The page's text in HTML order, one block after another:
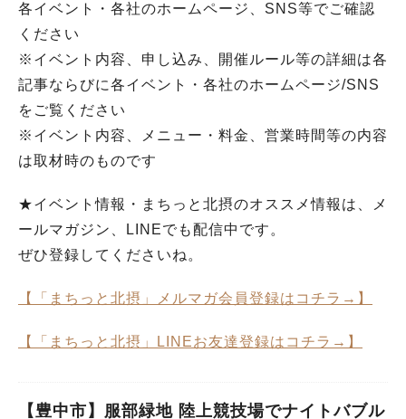
各イベント・各社のホームページ、SNS等でご確認
ください
※イベント内容、申し込み、開催ルール等の詳細は各
記事ならびに各イベント・各社のホームページ/SNS
をご覧ください
※イベント内容、メニュー・料金、営業時間等の内容
は取材時のものです
★イベント情報・まちっと北摂のオススメ情報は、メ
ールマガジン、LINEでも配信中です。
ぜひ登録してくださいね。
【「まちっと北摂」メルマガ会員登録はコチラ→】
【「まちっと北摂」LINEお友達登録はコチラ→】
【豊中市】服部緑地 陸上競技場でナイトバブル